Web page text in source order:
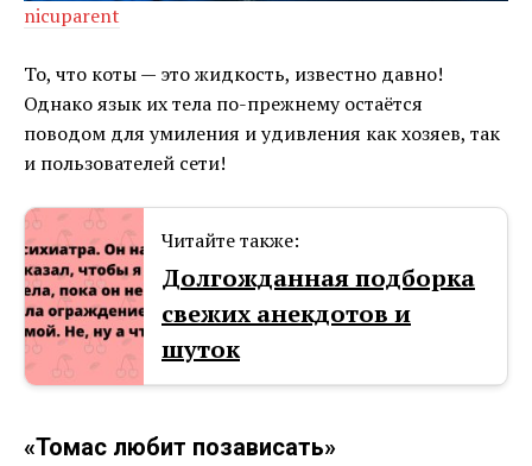
nicuparent
То, что коты — это жидкость, известно давно!
Однако язык их тела по-прежнему остаётся
поводом для умиления и удивления как хозяев, так
и пользователей сети!
Читайте также:
Долгожданная подборка
свежих анекдотов и
шуток
«Томас любит позависать»